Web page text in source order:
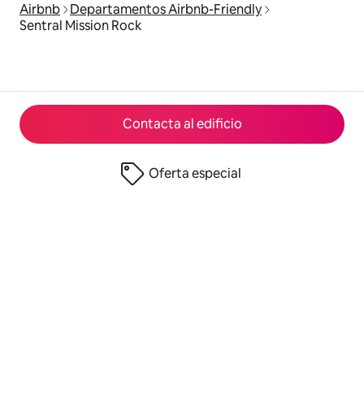
Contacta al edificio
Oferta especial
Airbnb
Departamentos Airbnb-Friendly
Sentral Mission Rock